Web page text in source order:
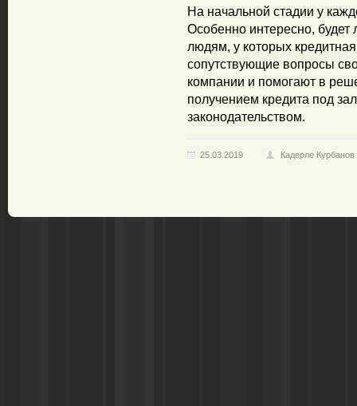
На начальной стадии у
Особенно интересно, будет
людям, у которых
сопутствующие вопросы
компании и помогают в
получением кредита под
законодательством.
25.03.2019 Кадерле Курбанов